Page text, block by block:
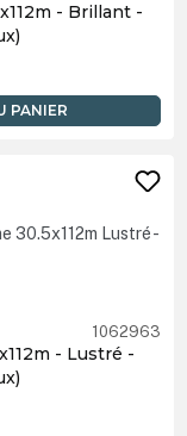
- Brillant -
PANIER
1062963
- Lustré -